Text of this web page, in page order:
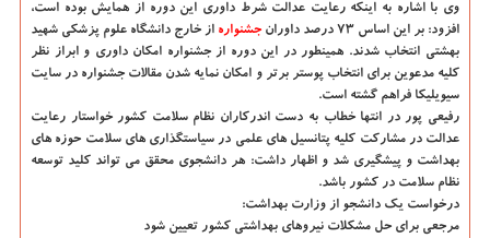
وی با اشاره به اینكه رعایت عدالت شرط داوری این دوره از همایش بوده است،
افزود: بر این اساس ۷۳ درصد داوران
جشنواره از خارج دانشگاه علوم پزشكی شهید
بهشتی انتخاب شدند. همینطور در این دوره از جشنواره امكان داوری و ابراز نظر
كلیه مدعوین برای انتخاب پوستر برتر و امكان نمایه شدن مقالات جشنواره در سایت
سیویلیكا فراهم گشته است.
رفیعی پور در انتها خطاب به دست اندركاران نظام سلامت كشور خواستار رعایت
عدالت در مشاركت كلیه پتانسیل های علمی در سیاستگذاری های سلامت حوزه های
بهداشت و پیشگیری شد و اظهار داشت: هر دانشجوی محقق می تواند كلید توسعه
نظام سلامت در كشور باشد.
درخواست یك دانشجو از وزارت بهداشت:
مرجعی برای حل مشكلات نیروهای بهداشتی كشور تعیین شود